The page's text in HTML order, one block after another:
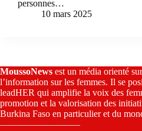
personnes…
10 mars 2025
MoussoNews est un média orienté
l’information sur les femmes. Il se
leadHER qui amplifie la voix des
promotion et la valorisation des
Burkina Faso en particulier et du
————————–